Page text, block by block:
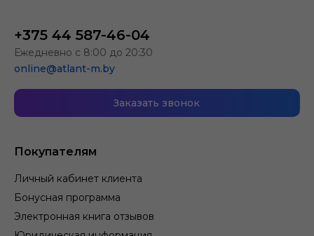
Покупателям
Личный кабинет клиента
Бонусная программа
Электронная книга отзывов
+375 44 587-46-04
Ежедневно с 8:00 до 20:30
online@atlant-m.by
Заказать звонок